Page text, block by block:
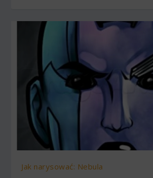
Jak narysować: Nebula